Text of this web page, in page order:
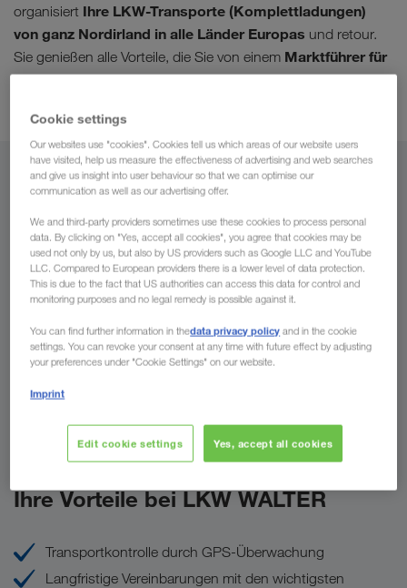
organisiert Ihre LKW-Transporte (Komplettladungen)
von ganz Nordirland in alle Länder Europas und retour.
Sie genießen alle Vorteile, die Sie von einem Marktführer für
LKW-Transporteerwarten. Zum Beispielkonkurrenzfähige
Von
Deutschland
Nach
Land
Jetzt anfragen
Ihre Vorteile bei LKW WALTER
Transportkontrolle durch GPS-Überwachung
Langfristige Vereinbarungen mit den wichtigsten
Cookie settings
Our websites use "cookies". Cookies tell us which areas of our website users
have visited, help us measure the effectiveness of advertising and web searches
and give us insight into user behaviour so that we can optimise our
communication as well as our advertising offer.
We and third-party providers sometimes use these cookies to process personal
data. By clicking on "Yes, accept all cookies", you agree that cookies may be
used not only by us, but also by US providers such as Google LLC and YouTube
LLC. Compared to European providers there is a lower level of data protection.
This is due to the fact that US authorities can access this data for control and
monitoring purposes and no legal remedy is possible against it.
You can find further information in thedata privacy policy and in the cookie
settings. You can revoke your consent at any time with future effect by adjusting
your preferences under "Cookie Settings" on our website.
Imprint
Edit cookie settings Yes, accept all cookies